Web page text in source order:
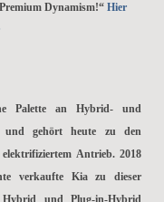
Dynamism!“ Hier
Palette an Hybrid- und
und gehört heute zu den
Antrieb. 2018
verkaufte Kia zu dieser
und Plug-in-Hybrid